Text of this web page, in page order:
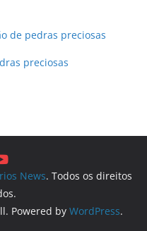
de pedras preciosas
preciosas
News. Todos os direitos
Powered by WordPress.